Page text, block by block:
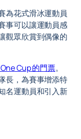
為花式滑冰運動員
事可以讓運動員感
觀眾欣賞到偶像的
Cup 的門票。
長，為賽事增添特
名運動員和引入新